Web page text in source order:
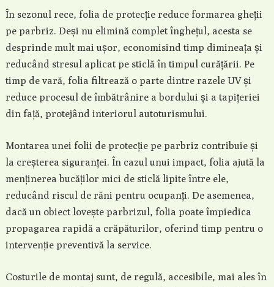
În sezonul rece, folia de protecție reduce formarea gheții
pe parbriz. Deși nu elimină complet înghețul, acesta se
desprinde mult mai ușor, economisind timp dimineața și
reducând stresul aplicat pe sticlă în timpul curățării. Pe
timp de vară, folia filtrează o parte dintre razele UV și
reduce procesul de îmbătrânire a bordului și a tapițeriei
din față, protejând interiorul autoturismului.
Montarea unei folii de protecție pe parbriz contribuie și
la creșterea siguranței. În cazul unui impact, folia ajută la
menținerea bucăților mici de sticlă lipite între ele,
reducând riscul de răni pentru ocupanți. De asemenea,
dacă un obiect lovește parbrizul, folia poate împiedica
propagarea rapidă a crăpăturilor, oferind timp pentru o
intervenție preventivă la service.
Costurile de montaj sunt, de regulă, accesibile, mai ales în